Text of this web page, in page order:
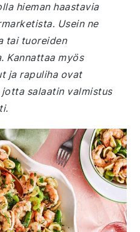
hieman haastavia
Usein ne
tai tuoreiden
Kannattaa myös
ja rapuliha ovat
salaatin valmistus